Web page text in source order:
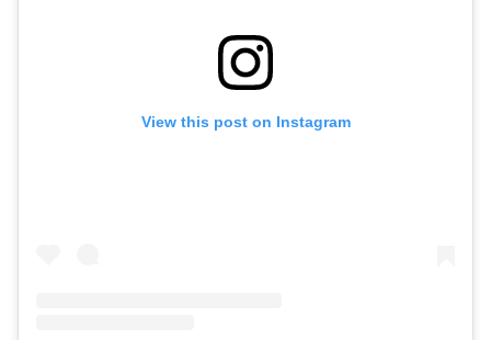
View this post on Instagram